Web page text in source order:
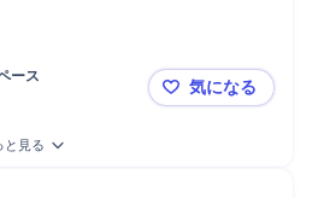
ース
軌道・コン
気になる
と見る